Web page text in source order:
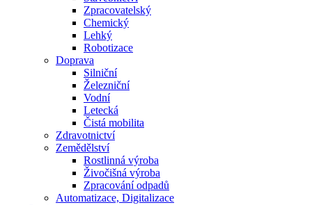
Zpracovatelský
Chemický
Lehký
Robotizace
Doprava
Silniční
Železniční
Vodní
Letecká
Čistá mobilita
Zdravotnictví
Zemědělství
Rostlinná výroba
Živočišná výroba
Zpracování odpadů
Automatizace, Digitalizace